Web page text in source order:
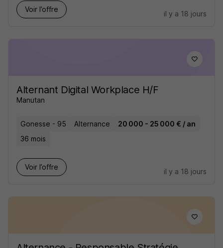
Voir l’offre
il y a 18 jours
Alternant Digital Workplace H/F
Manutan
Gonesse - 95 Alternance
20 000 - 25 000 € / an
36 mois
Voir l’offre
il y a 18 jours